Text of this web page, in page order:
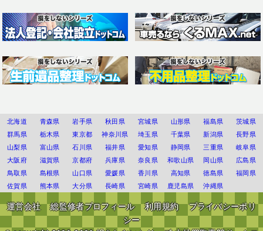
北海道 青森県 岩手県 秋田県 宮城県 山形県 福島県
茨城県
群馬県
栃木県 東京都 神奈川県 埼玉県 千葉県 新潟県
長野県
山梨県
富山県 石川県 福井県 愛知県 静岡県 三重県
岐阜県
大阪府
滋賀県 京都府 兵庫県 奈良県 和歌山県 岡山県
広島県
鳥取県
島根県 山口県 愛媛県 香川県 高知県 徳島県
福岡県
佐賀県
熊本県 大分県 長崎県 宮崎県 鹿児島県 沖縄県
運営会社 総監修者プロフィール 利用規約
プライバシーポリ
シー